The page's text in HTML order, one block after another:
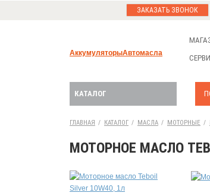
ЗАКАЗАТЬ ЗВОНОК
АккумуляторыАвтомасла
КАТАЛОГ
ГЛАВНАЯ / КАТАЛОГ / МАСЛА / МОТОРНЫЕ /
МОТОРНОЕ МАСЛО